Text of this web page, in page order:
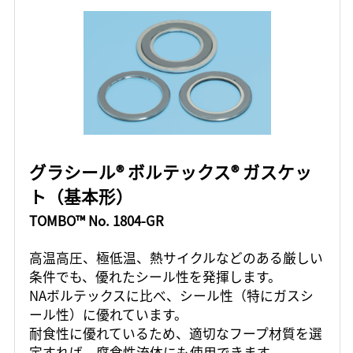
グラシール® ボルテックス® ガスケッ
ト（基本形）
TOMBO™ No. 1804-GR
高温高圧、極低温、熱サイクルなどのある厳しい
条件でも、優れたシール性を発揮します。
NAボルテックスに比べ、シール性（特にガスシ
ール性）に優れています。
耐食性に優れているため、適切なフープ材質を選